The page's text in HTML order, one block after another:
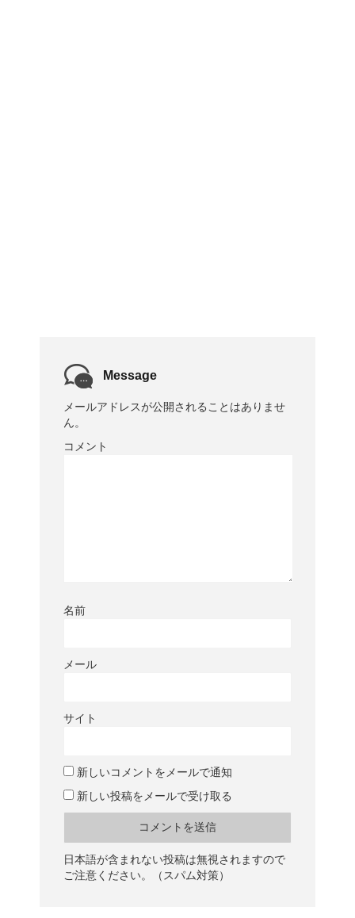
Message
メールアドレスが公開されることはありませ
ん。
コメント
名前
メール
サイト
新しいコメントをメールで通知
新しい投稿をメールで受け取る
日本語が含まれない投稿は無視されますので
ご注意ください。（スパム対策）